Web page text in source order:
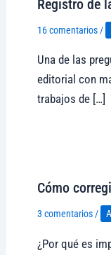
Registro de
16 comentarios /
Una de las
editorial con
trabajos de […]
Cómo
3 comentarios /
¿Por qué es